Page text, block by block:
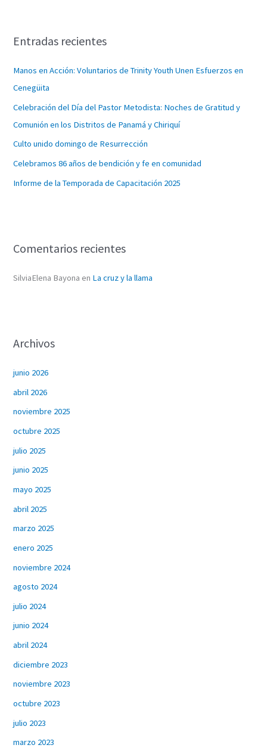
a
p
o
r
:
Entradas recientes
Manos en Acción: Voluntarios de Trinity Youth Unen Esfuerzos en
Cenegüita
Celebración del Día del Pastor Metodista: Noches de Gratitud y
Comunión en los Distritos de Panamá y Chiriquí
Culto unido domingo de Resurrección
Celebramos 86 años de bendición y fe en comunidad
Informe de la Temporada de Capacitación 2025
Comentarios recientes
SilviaElena Bayona en La cruz y la llama
Archivos
junio 2026
abril 2026
noviembre 2025
octubre 2025
julio 2025
junio 2025
mayo 2025
abril 2025
marzo 2025
enero 2025
noviembre 2024
agosto 2024
julio 2024
junio 2024
abril 2024
diciembre 2023
noviembre 2023
octubre 2023
julio 2023
marzo 2023